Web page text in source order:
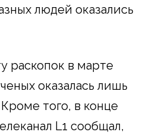
людей оказались
раскопок в марте
оказалась лишь
того, в конце
L1 сообщал,